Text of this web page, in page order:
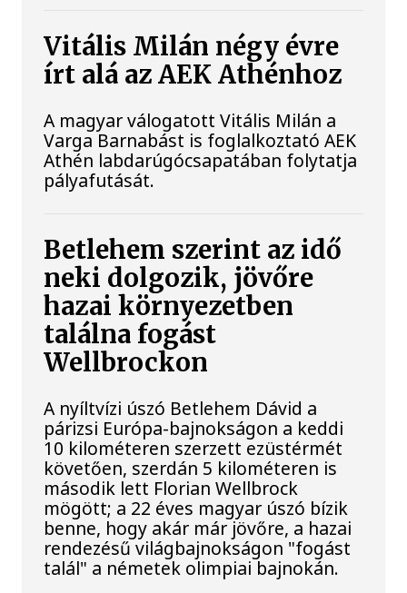
Vitális Milán négy évre
írt alá az AEK Athénhoz
A magyar válogatott Vitális Milán a
Varga Barnabást is foglalkoztató AEK
Athén labdarúgócsapatában folytatja
pályafutását.
Betlehem szerint az idő
neki dolgozik, jövőre
hazai környezetben
találna fogást
Wellbrockon
A nyíltvízi úszó Betlehem Dávid a
párizsi Európa-bajnokságon a keddi
10 kilométeren szerzett ezüstérmét
követően, szerdán 5 kilométeren is
második lett Florian Wellbrock
mögött; a 22 éves magyar úszó bízik
benne, hogy akár már jövőre, a hazai
rendezésű világbajnokságon "fogást
talál" a németek olimpiai bajnokán.